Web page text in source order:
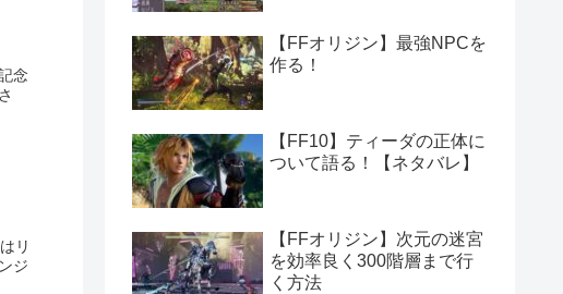
【FFオリジン】最強NPCを
作る！
【FF10】ティーダの正体に
ついて語る！【ネタバレ】
【FFオリジン】次元の迷宮
を効率良く300階層まで行
く方法